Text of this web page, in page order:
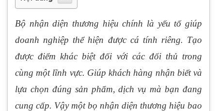
Bộ nhận diện thương hiệu chính là yếu tố giúp
doanh nghiệp thể hiện được cá tính riêng. Tạo
được điểm khác biệt đối với các đối thủ trong
cùng một lĩnh vực. Giúp khách hàng nhận biết và
lựa chọn đúng sản phẩm, dịch vụ mà bạn đang
cung cấp. Vậy một bọ nhận diện thương hiệu bao